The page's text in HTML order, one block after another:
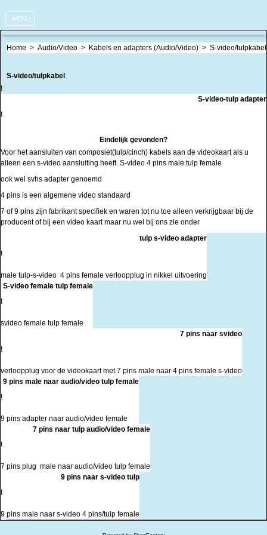
MENU
Home > Audio/Video > Kabels en adapters (Audio/Video) > S-video/tulpkabel
S-video/tulpkabel
!
S-video-tulp adapter
!
Eindelijk gevonden?
Voor het aansluiten van composiet(tulp/cinch) kabels aan de videokaart als u
alleen een s-video aansluiting heeft. S-video 4 pins male tulp female
ook wel svhs adapter genoemd
4 pins is een algemene video standaard
7 of 9 pins zijn fabrikant specifiek en waren tot nu toe alleen verkrijgbaar bij de
producent of bij een video kaart maar nu wel bij ons zie onder
tulp s-video adapter
!
male tulp-s-video 4 pins female verloopplug in nikkel uitvoering
S-video female tulp female
!
svideo female tulp female
7 pins naar svideo
!
verloopplug voor de videokaart met 7 pins male naar 4 pins female s-video
9 pins male naar audio/video tulp female
!
9 pins adapter naar audio/video female
7 pins naar tulp audio/video female
!
7 pins plug male naar audio/video tulp female
9 pins naar s-video tulp
!
9 pins male naar s-video 4 pins/tulp female